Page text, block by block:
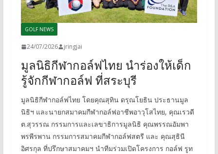
GOLF NEWS
24/07/2026 jringjai
มูลนิธิกีฬากอล์ฟไทย นำร่องให้เด็ก
รู้จักกีฬากอล์ฟ ที่สระบุรี
มูลนิธิกีฬากอล์ฟไทย โดยคุณสุทิน ดรุณโยธิน ประธานมูล
นิธิฯ และนายกสมาคมกีฬากอล์ฟอาชีพอาวุโสไทย, คุณเรวดี
ต.สุวรรณ กรรมการและเลขาธิการมูลนิธิ คุณพรรณอัมพา
พรพีรพาน กรรมการสมาคมกีฬากอล์ฟสตรี และ คุณสุธินี
อิศรกุล ที่ปรึกษาสมาคมฯ นำทีมร่วมเปิดโครงการ กอล์ฟ รูท